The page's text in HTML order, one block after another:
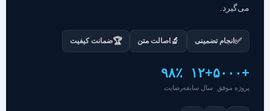
می‌گیرد.
✅ انجام تضمینی 🔬 اصالت متن 🏆ضمانت کیفیت
+۵۰۰۰
پروژه موفق
+۱۲
سال سابقه
۹۸٪
رضایت